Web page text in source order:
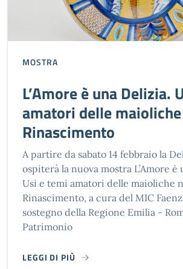
MOSTRA
L’Amore è una Delizia.
amatori delle
Rinascimento
A partire da sabato 14 febbraio la
ospiterà la nuova mostra L’Amore è
Usi e temi amatori delle maioliche
Rinascimento, a cura del MIC
sostegno della Regione Emilia -
Patrimonio
LEGGI DI PIÙ
L’AMORE È UNA DELIZIA. USI E TEMI